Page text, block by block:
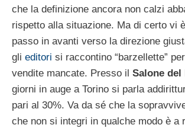
che la definizione ancora non calzi
rispetto alla situazione. Ma di certo vi
passo in avanti verso la direzione
gli editori si raccontino “barzellette”
vendite mancate. Presso il Salone
giorni in auge a Torino si parla
pari al 30%. Va da sé che la
che non si integri in qualche modo è a